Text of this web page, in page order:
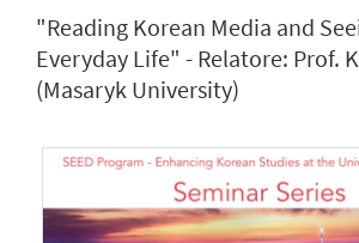
"Reading Korean Media and
Everyday Life" - Relatore: Prof.
(Masaryk University)